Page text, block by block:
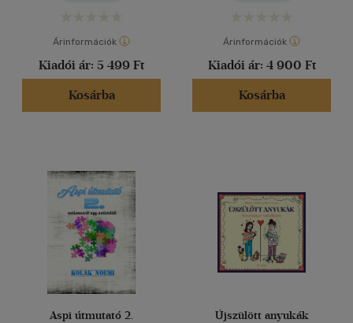
Árinformációk
Kiadói ár: 5 499 Ft
Kosárba
Árinformációk
Kiadói ár: 4 900 Ft
Kosárba
Aspi útmutató 2. Újszülött anyukák